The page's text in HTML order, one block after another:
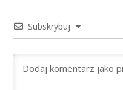
Subskrybuj